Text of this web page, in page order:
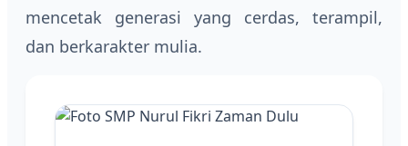
mencetak generasi yang cerdas, terampil,
dan berkarakter mulia.